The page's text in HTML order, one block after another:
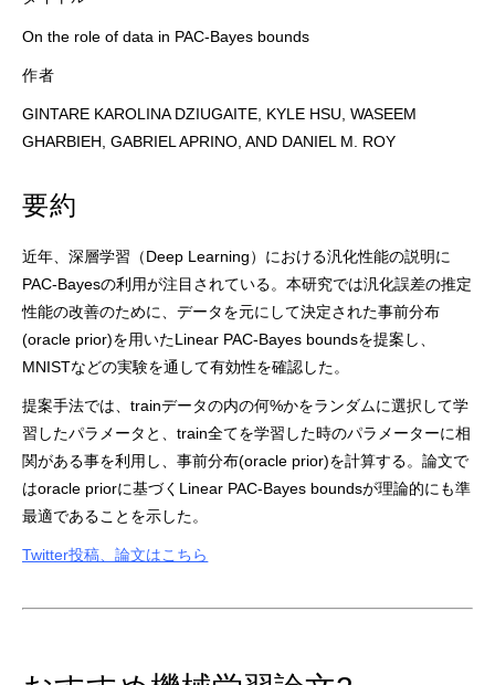
On the role of data in PAC-Bayes bounds
作者
GINTARE KAROLINA DZIUGAITE, KYLE HSU, WASEEM
GHARBIEH, GABRIEL APRINO, AND DANIEL M. ROY
要約
近年、深層学習（Deep Learning）における汎化性能の説明に
PAC-Bayesの利用が注目されている。本研究では汎化誤差の推定
性能の改善のために、データを元にして決定された事前分布
(oracle prior)を用いたLinear PAC-Bayes boundsを提案し、
MNISTなどの実験を通して有効性を確認した。
提案手法では、trainデータの内の何%かをランダムに選択して学
習したパラメータと、train全てを学習した時のパラメーターに相
関がある事を利用し、事前分布(oracle prior)を計算する。論文で
はoracle priorに基づくLinear PAC-Bayes boundsが理論的にも準
最適であることを示した。
Twitter投稿、論文はこちら